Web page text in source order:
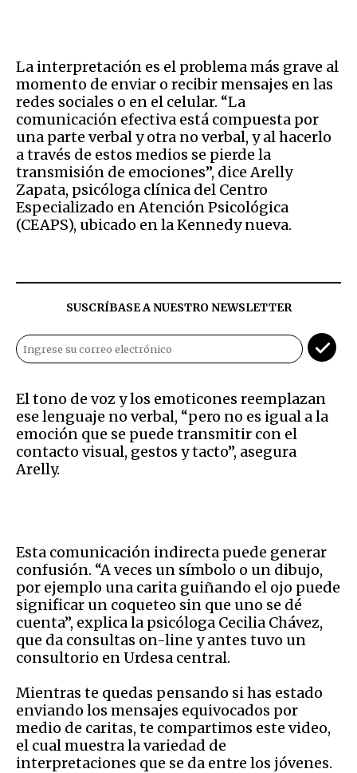
La interpretación es el problema más grave al
momento de enviar o recibir mensajes en las
redes sociales o en el celular. “La
comunicación efectiva está compuesta por
una parte verbal y otra no verbal, y al hacerlo
a través de estos medios se pierde la
transmisión de emociones”, dice Arelly
Zapata, psicóloga clínica del Centro
Especializado en Atención Psicológica
(CEAPS), ubicado en la Kennedy nueva.
SUSCRÍBASE A NUESTRO NEWSLETTER
El tono de voz y los emoticones reemplazan
ese lenguaje no verbal, “pero no es igual a la
emoción que se puede transmitir con el
contacto visual, gestos y tacto”, asegura
Arelly.
Esta comunicación indirecta puede generar
confusión. “A veces un símbolo o un dibujo,
por ejemplo una carita guiñando el ojo puede
significar un coqueteo sin que uno se dé
cuenta”, explica la psicóloga Cecilia Chávez,
que da consultas on-line y antes tuvo un
consultorio en Urdesa central.
Mientras te quedas pensando si has estado
enviando los mensajes equivocados por
medio de caritas, te compartimos este video,
el cual muestra la variedad de
interpretaciones que se da entre los jóvenes.